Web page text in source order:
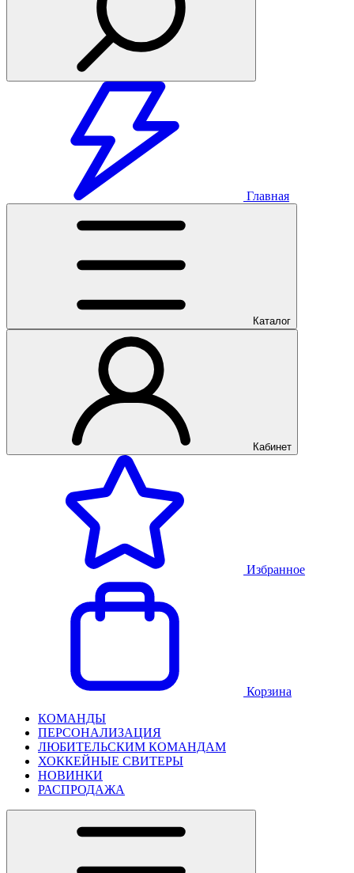
Главная
Каталог
Кабинет
Избранное
Корзина
КОМАНДЫ
ПЕРСОНАЛИЗАЦИЯ
ЛЮБИТЕЛЬСКИМ КОМАНДАМ
ХОККЕЙНЫЕ СВИТЕРЫ
НОВИНКИ
РАСПРОДАЖА